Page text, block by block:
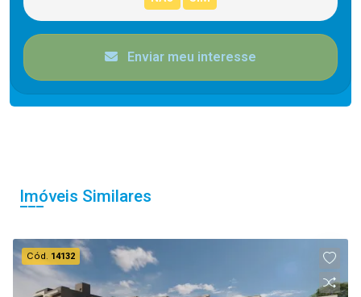
Enviar meu interesse
Imóveis Similares
Cód. 14132